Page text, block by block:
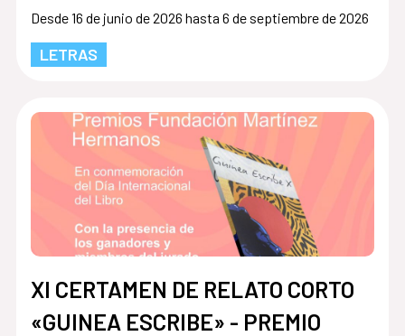
Desde 16 de junio de 2026 hasta 6 de septiembre de 2026
LETRAS
XI CERTAMEN DE RELATO CORTO
«GUINEA ESCRIBE» - PREMIO